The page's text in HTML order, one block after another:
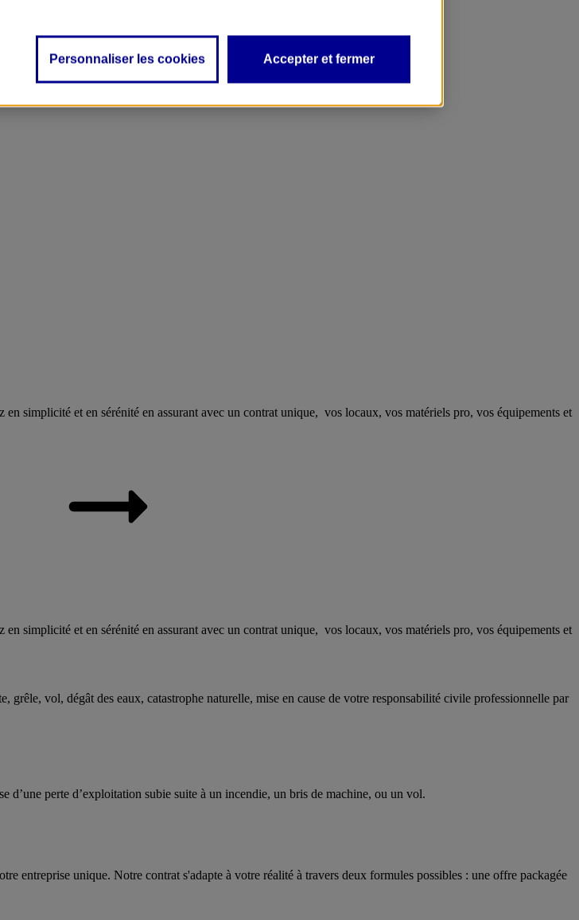
simplicité et en sérénité en assurant avec un contrat unique, vos locaux, vos matériels pro, vos équipements et
simplicité et en sérénité en assurant avec un contrat unique, vos locaux, vos matériels pro, vos équipements et
vol, dégât des eaux, catastrophe naturelle, mise en cause de votre responsabilité civile professionnelle par
d’une perte d’exploitation subie suite à un incendie, un bris de machine, ou un vol.
entreprise unique. Notre contrat s'adapte à votre réalité à travers deux formules possibles : une offre packagée
Personnaliser les cookies Accepter et fermer